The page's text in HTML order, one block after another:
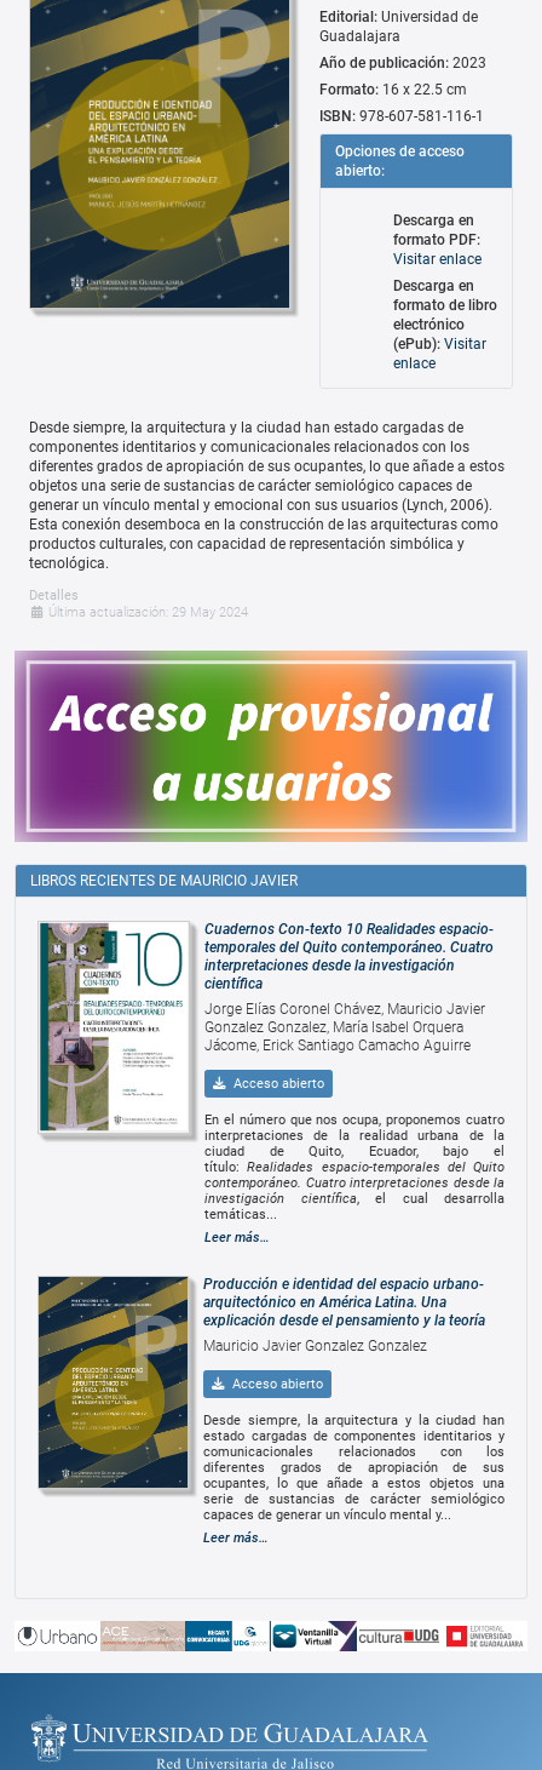
Editorial: Universidad de
Guadalajara
Año de publicación: 2023
Formato: 16 x 22.5 cm
ISBN: 978-607-581-116-1
Opciones de acceso
abierto:
Descarga en
formato PDF:
Visitar enlace
Descarga en
formato de libro
electrónico
(ePub): Visitar
enlace
Desde siempre, la arquitectura y la ciudad han estado cargadas de
componentes identitarios y comunicacionales relacionados con los
diferentes grados de apropiación de sus ocupantes, lo que añade a estos
objetos una serie de sustancias de carácter semiológico capaces de
generar un vínculo mental y emocional con sus usuarios (Lynch, 2006).
Esta conexión desemboca en la construcción de las arquitecturas como
productos culturales, con capacidad de representación simbólica y
tecnológica.
Detalles
Última actualización: 29 May 2024
LIBROS RECIENTES DE MAURICIO JAVIER
Cuadernos Con-texto 10 Realidades espacio-
temporales del Quito contemporáneo. Cuatro
interpretaciones desde la investigación
científica
Jorge Elías Coronel Chávez, Mauricio Javier
Gonzalez Gonzalez, María Isabel Orquera
Jácome, Erick Santiago Camacho Aguirre
Acceso abierto
En el número que nos ocupa, proponemos cuatro
interpretaciones de la realidad urbana de la
ciudad de Quito, Ecuador, bajo el
título:Realidades espacio-temporales del Quito
contemporáneo. Cuatro interpretaciones desde la
investigación científica, el cual desarrolla
temáticas...
Leer más…
Producción e identidad del espacio urbano-
arquitectónico en América Latina. Una
explicación desde el pensamiento y la teoría
Mauricio Javier Gonzalez Gonzalez
Acceso abierto
Desde siempre, la arquitectura y la ciudad han
estado cargadas de componentes identitarios y
comunicacionales relacionados con los
diferentes grados de apropiación de sus
ocupantes, lo que añade a estos objetos una
serie de sustancias de carácter semiológico
capaces de generar un vínculo mental y...
Leer más…